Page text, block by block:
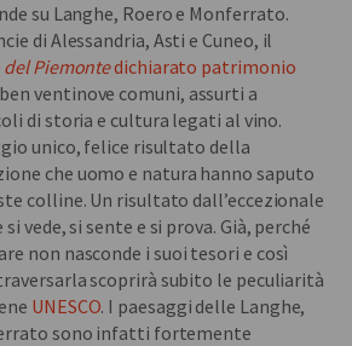
su Langhe, Roero e Monferrato.
di Alessandria, Asti e Cuneo, il
Piemontedichiarato patrimonio
ventinove comuni, assurti a
di storia e cultura legati al vino.
unico, felice risultato della
che uomo e natura hanno saputo
colline. Un risultato dall’eccezionale
vede, si sente e si prova. Già, perché
non nasconde i suoi tesori e così
scoprirà subito le peculiarità
UNESCO. I paesaggi delle Langhe,
sono infatti fortemente